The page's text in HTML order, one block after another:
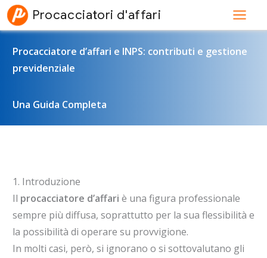
Vai
Procacciatori d'affari
Procacciatore d’affari e INPS: contributi e gestione
previdenziale
Una Guida Completa
1. Introduzione
Il procacciatore d’affari è una figura professionale
sempre più diffusa, soprattutto per la sua flessibilità e
la possibilità di operare su provvigione.
In molti casi, però, si ignorano o si sottovalutano gli